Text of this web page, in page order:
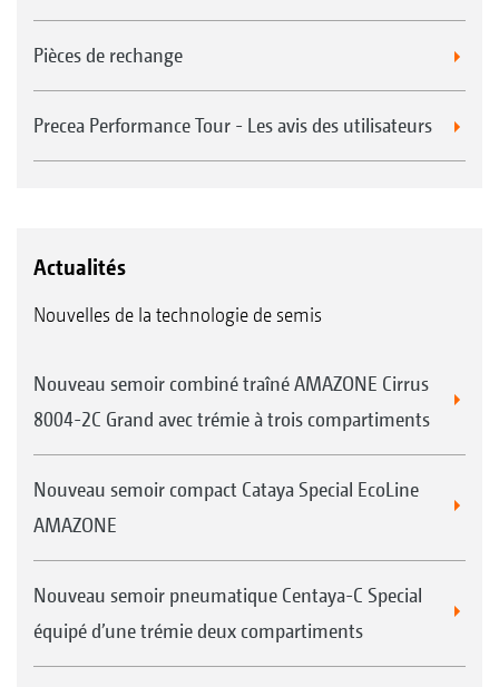
Pièces de rechange
Precea Performance Tour - Les avis des utilisateurs
Actualités
Nouvelles de la technologie de semis
Nouveau semoir combiné traîné AMAZONE Cirrus
8004-2C Grand avec trémie à trois compartiments
Nouveau semoir compact Cataya Special EcoLine
AMAZONE
Nouveau semoir pneumatique Centaya-C Special
équipé d’une trémie deux compartiments